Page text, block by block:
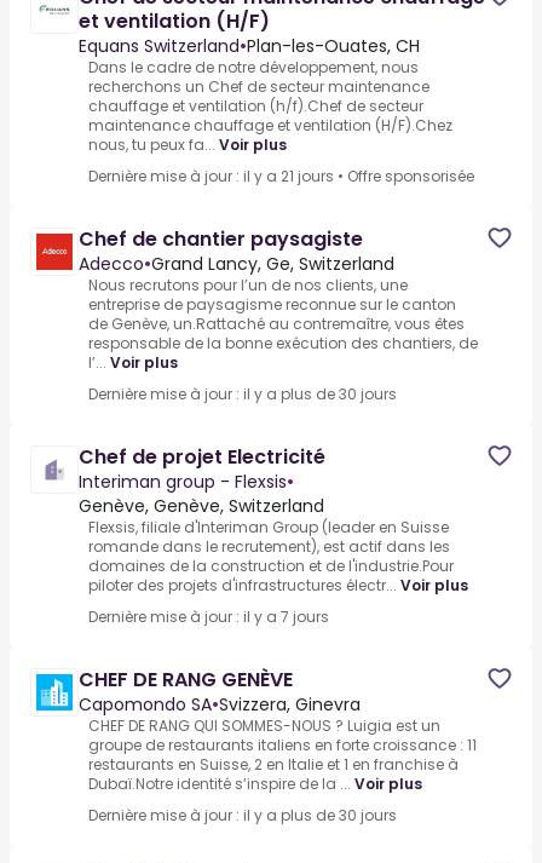
et ventilation (H/F)
Equans Switzerland•Plan-les-Ouates, CH
Dans le cadre de notre développement, nous
recherchons un Chef de secteur maintenance
chauffage et ventilation (h/f).Chef de secteur
maintenance chauffage et ventilation (H/F).Chez
nous, tu peux fa... Voir plus
Dernière mise à jour : il y a 21 jours • Offre sponsorisée
Chef de chantier paysagiste
Adecco•Grand Lancy, Ge, Switzerland
Nous recrutons pour l’un de nos clients, une
entreprise de paysagisme reconnue sur le canton
de Genève, un.Rattaché au contremaître, vous êtes
responsable de la bonne exécution des chantiers, de
l’... Voir plus
Dernière mise à jour : il y a plus de 30 jours
Chef de projet Electricité
Interiman group - Flexsis•
Genève, Genève, Switzerland
Flexsis, filiale d'Interiman Group (leader en Suisse
romande dans le recrutement), est actif dans les
domaines de la construction et de l'industrie.Pour
piloter des projets d'infrastructures électr... Voir plus
Dernière mise à jour : il y a 7 jours
CHEF DE RANG GENÈVE
Capomondo SA•Svizzera, Ginevra
CHEF DE RANG QUI SOMMES-NOUS ? Luigia est un
groupe de restaurants italiens en forte croissance : 11
restaurants en Suisse, 2 en Italie et 1 en franchise à
Dubaï.Notre identité s’inspire de la ... Voir plus
Dernière mise à jour : il y a plus de 30 jours